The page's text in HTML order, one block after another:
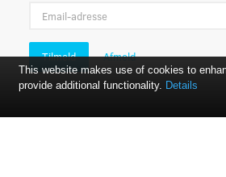
adresse
Tilmeld Afmeld
This website makes use of cookies to
provide additional functionality. Details